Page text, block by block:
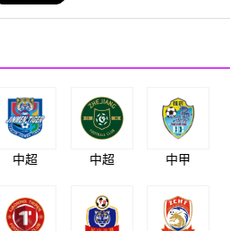
中超 中超 中甲